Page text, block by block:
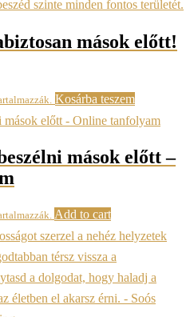
mások előtt!
Kosárba teszem
mások előtt –
Add to cart